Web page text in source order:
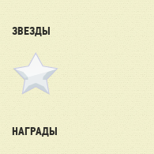
ЗВЕЗДЫ
НАГРАДЫ